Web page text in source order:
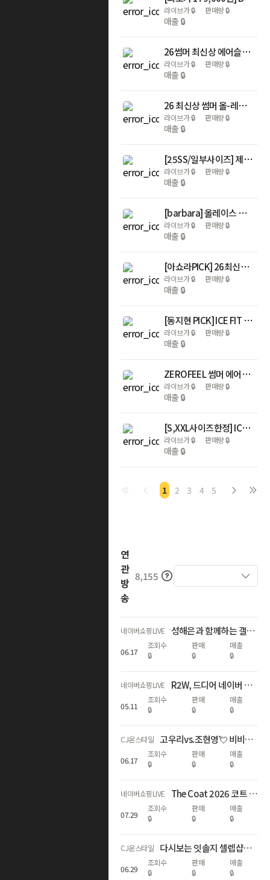
라이브가🔒 판매량🔒
매출 🔒
26썸머 최신상 에어슬림 올인원 바디수트 4종
라이브가🔒 판매량🔒
매출 🔒
26 최신상 썸머 올-레이스 브라렛 5세트 V28
라이브가🔒 판매량🔒
매출 🔒
[25SS/일부사이즈] 제로(ZERO) 누디패키지 8세트
라이브가🔒 판매량🔒
매출 🔒
[barbara] 올레이스 브라렛 5세트 V23 (노후크, 끈조절)
라이브가🔒 판매량🔒
매출 🔒
[아쇼라PICK] 26최신상 젤리브라 인견 쿨 브라팬티 후크형 4세트
라이브가🔒 판매량🔒
매출 🔒
[동지현 PICK] ICE FIT 깃털 브라팬티 4세트(런닝형)
라이브가🔒 판매량🔒
매출 🔒
ZEROFEEL 썸머 에어핏 브라팬티 4세트
라이브가🔒 판매량🔒
매출 🔒
[S,XXL사이즈한정] ICE FIT 초경량 퓨징 브라팬티(런닝형) 4세트
라이브가🔒 판매량🔒
매출 🔒
1 2 3 4 5
연
관
방
송
8,155
네이버쇼핑LIVE 성해은과 함께하는 갤럭시 S26 서클 투 서치 X 노크잇
06.17
조회수
🔒
판매
🔒
매출
🔒
네이버쇼핑LIVE R2W, 드디어 네이버 노크잇에서- 마튼·베른 컬렉션 단독 선공개!
05.11
조회수
🔒
판매
🔒
매출
🔒
CJ온스타일 고우리vs.조현영💘 비비안 69주년 특집! 방송 중에만 1세트 더 증정
06.17
조회수
🔒
판매
🔒
매출
🔒
네이버쇼핑LIVE The Coat 2026 코트 프리오더 15% Off
07.29
조회수
🔒
판매
🔒
매출
🔒
CJ온스타일 다시보는 잇솔지 셀렙샵에디션 26SS 방송 중 할인
06.29
조회수
🔒
판매
🔒
매출
🔒